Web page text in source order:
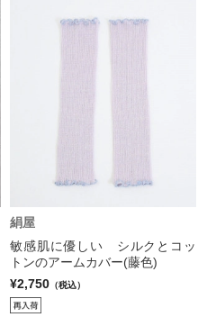
絹屋
敏感肌に優しい シルクとコッ
トンのアームカバー(藤色)
¥2,750 （税込）